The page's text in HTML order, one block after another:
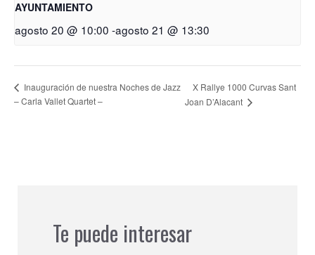
AYUNTAMIENTO
agosto 20 @ 10:00 -agosto 21 @ 13:30
Inauguración de nuestra Noches de Jazz
– Carla Vallet Quartet –
X Rallye 1000 Curvas Sant
Joan D’Alacant
Te puede interesar